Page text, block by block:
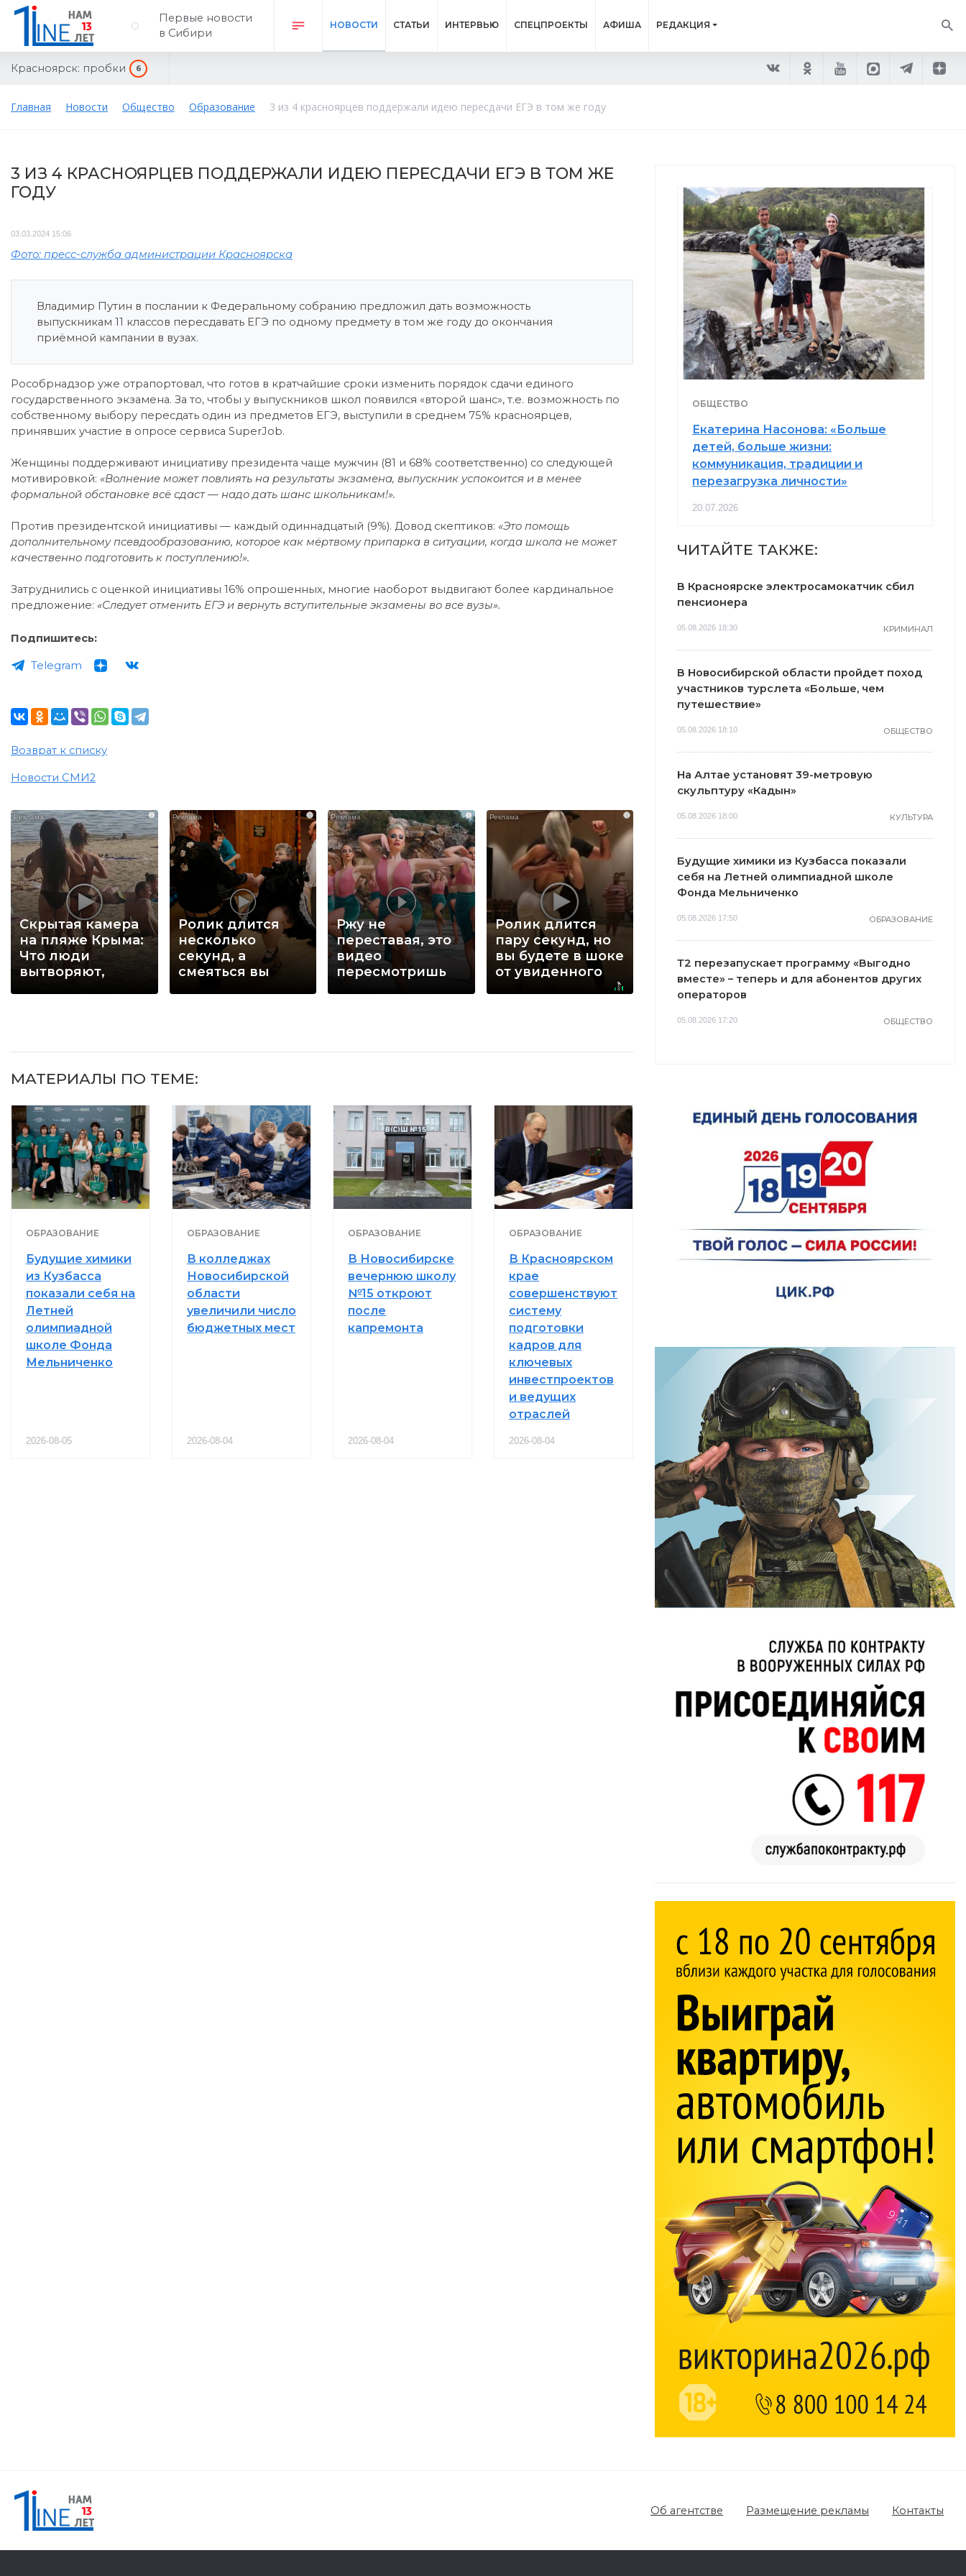
Первые новости
в Сибири
НОВОСТИ СТАТЬИ ИНТЕРВЬЮ СПЕЦПРОЕКТЫ АФИША РЕДАКЦИЯ
Красноярск: пробки 6
Главная Новости Общество Образование 3 из 4 красноярцев поддержали идею пересдачи ЕГЭ в том же году
3 ИЗ 4 КРАСНОЯРЦЕВ ПОДДЕРЖАЛИ ИДЕЮ ПЕРЕСДАЧИ ЕГЭ В ТОМ ЖЕ
ГОДУ
03.03.2024 15:06
Фото: пресс-служба администрации Красноярска
Владимир Путин в послании к Федеральному собранию предложил дать возможность
выпускникам 11 классов пересдавать ЕГЭ по одному предмету в том же году до окончания
приёмной кампании в вузах.
Рособрнадзор уже отрапортовал, что готов в кратчайшие сроки изменить порядок сдачи единого
государственного экзамена. За то, чтобы у выпускников школ появился «второй шанс», т.е. возможность по
собственному выбору пересдать один из предметов ЕГЭ, выступили в среднем 75% красноярцев,
принявших участие в опросе сервиса SuperJob.
Женщины поддерживают инициативу президента чаще мужчин (81 и 68% соответственно) со следующей
мотивировкой: «Волнение может повлиять на результаты экзамена, выпускник успокоится и в менее
формальной обстановке всё сдаст — надо дать шанс школьникам!».
Против президентской инициативы — каждый одиннадцатый (9%). Довод скептиков: «Это помощь
дополнительному псевдообразованию, которое как мёртвому припарка в ситуации, когда школа не может
качественно подготовить к поступлению!».
Затруднились с оценкой инициативы 16% опрошенных, многие наоборот выдвигают более кардинальное
предложение: «Следует отменить ЕГЭ и вернуть вступительные экзамены во все вузы».
Подпишитесь:
Telegram
Возврат к списку
Новости СМИ2
i
Скрытая камера
на пляже Крыма:
Что люди
вытворяют,
i
Ролик длится
несколько
секунд, а
смеяться вы
i
Ржу не
переставая, это
видео
пересмотришь
i
Ролик длится
пару секунд, но
вы будете в шоке
от увиденного
Королева вагона
отожгла! Видео
не оставит
равнодушным
Этот танец
невесты оставит
вас без слов!
Пересмотрела 10
раз
МАТЕРИАЛЫ ПО ТЕМЕ:
ОБРАЗОВАНИЕ
Будущие химики
из Кузбасса
показали себя на
Летней
олимпиадной
школе Фонда
Мельниченко
2026-08-05
ОБРАЗОВАНИЕ
В колледжах
Новосибирской
области
увеличили число
бюджетных мест
2026-08-04
ОБРАЗОВАНИЕ
В Новосибирске
вечернюю школу
№15 откроют
после
капремонта
2026-08-04
ОБРАЗОВАНИЕ
В Красноярском
крае
совершенствуют
систему
подготовки
кадров для
ключевых
инвестпроектов
и ведущих
отраслей
2026-08-04
ОБЩЕСТВО
Екатерина Насонова: «Больше
детей, больше жизни:
коммуникация, традиции и
перезагрузка личности»
20.07.2026
ЧИТАЙТЕ ТАКЖЕ:
В Красноярске электросамокатчик сбил
пенсионера
05.08.2026 18:30 КРИМИНАЛ
В Новосибирской области пройдет поход
участников турслета «Больше, чем
путешествие»
05.08.2026 18:10 ОБЩЕСТВО
На Алтае установят 39-метровую
скульптуру «Кадын»
05.08.2026 18:00 КУЛЬТУРА
Будущие химики из Кузбасса показали
себя на Летней олимпиадной школе
Фонда Мельниченко
05.08.2026 17:50 ОБРАЗОВАНИЕ
Т2 перезапускает программу «Выгодно
вместе» – теперь и для абонентов других
операторов
05.08.2026 17:20 ОБЩЕСТВО
Об агентстве Размещение рекламы Контакты